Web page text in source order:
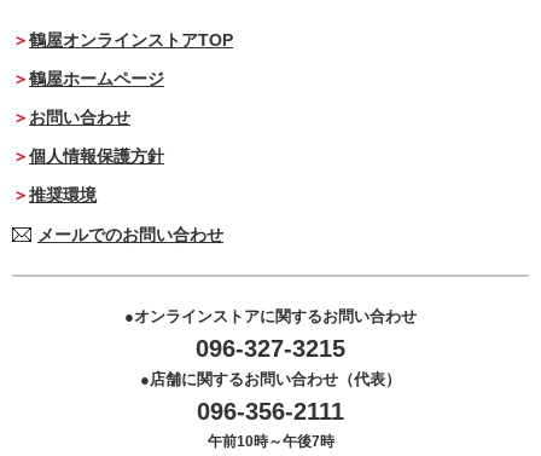
鶴屋オンラインストアTOP
鶴屋ホームページ
お問い合わせ
個人情報保護方針
推奨環境
メールでのお問い合わせ
オンラインストアに関するお問い合わせ
096-327-3215
店舗に関するお問い合わせ（代表）
096-356-2111
午前10時～午後7時